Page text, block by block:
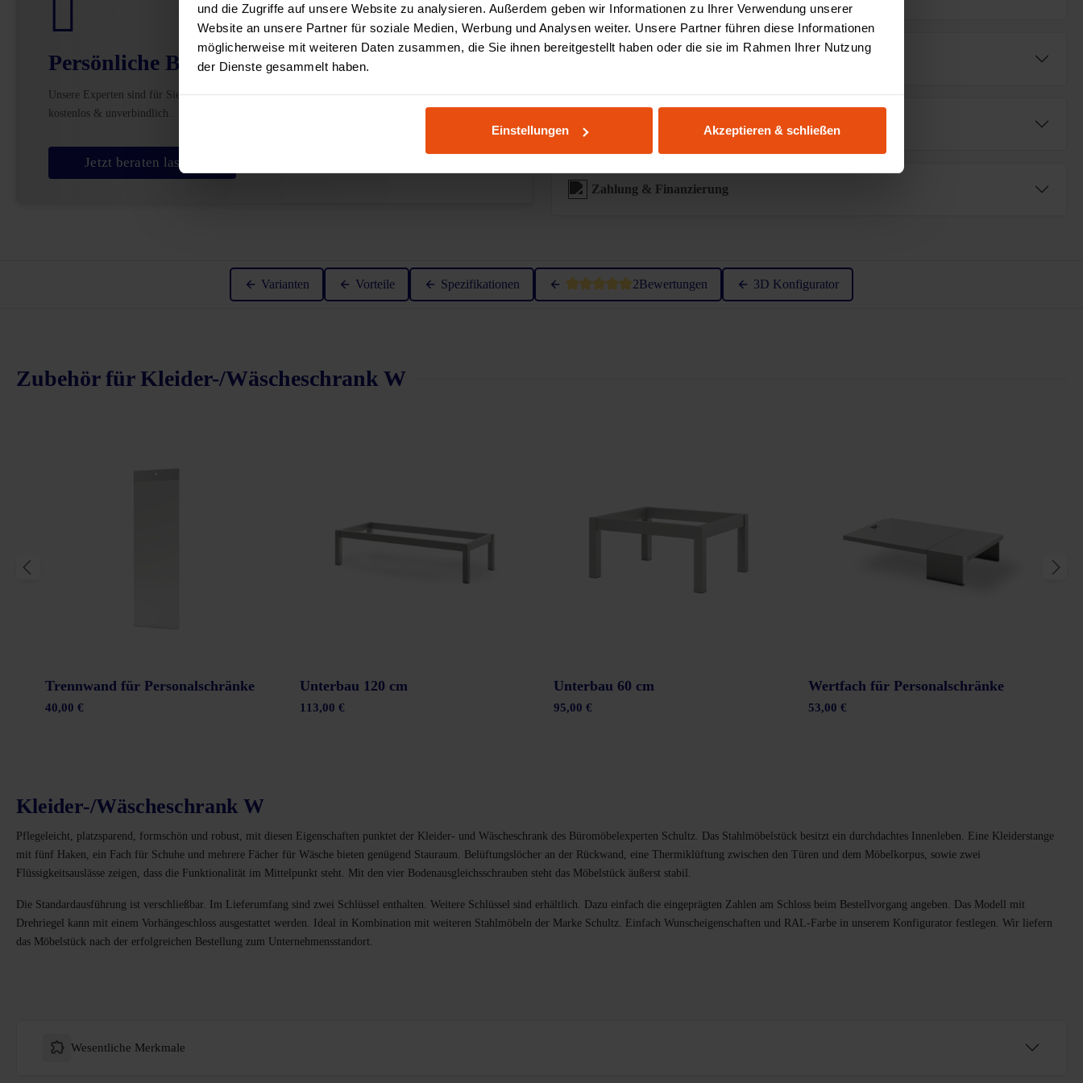
und die Zugriffe auf unsere Website zu analysieren. Außerdem geben wir Informationen zu Ihrer Verwendung unserer
Website an unsere Partner für soziale Medien, Werbung und Analysen weiter. Unsere Partner führen diese Informationen
möglicherweise mit weiteren Daten zusammen, die Sie ihnen bereitgestellt haben oder die sie im Rahmen Ihrer Nutzung
der Dienste gesammelt haben.
Einstellungen Akzeptieren & schließen
Persönliche Beratung
Unsere Experten sind für Sie da –
kostenlos & unverbindlich.
Jetzt beraten lassen
Augmented Reality verfügbar (AR⁺)
Zahlung & Finanzierung
Varianten Vorteile Spezifikationen Durchschnittliche Bewertung von 5 von 5 Sternen
2Bewertungen 3D Konfigurator
Zubehör für Kleider-/Wäscheschrank W
Trennwand für Personalschränke
40,00 €
Unterbau 120 cm
113,00 €
Unterbau 60 cm
95,00 €
Wertfach für Personalschränke
53,00 €
Kleider-/Wäscheschrank W
Pflegeleicht, platzsparend, formschön und robust, mit diesen Eigenschaften punktet der Kleider- und Wäscheschrank des Büromöbelexperten Schultz. Das Stahlmöbelstück besitzt ein durchdachtes Innenleben. Eine Kleiderstange
mit fünf Haken, ein Fach für Schuhe und mehrere Fächer für Wäsche bieten genügend Stauraum. Belüftungslöcher an der Rückwand, eine Thermiklüftung zwischen den Türen und dem Möbelkorpus, sowie zwei
Flüssigkeitsauslässe zeigen, dass die Funktionalität im Mittelpunkt steht. Mit den vier Bodenausgleichsschrauben steht das Möbelstück äußerst stabil.
Die Standardausführung ist verschließbar. Im Lieferumfang sind zwei Schlüssel enthalten. Weitere Schlüssel sind erhältlich. Dazu einfach die eingeprägten Zahlen am Schloss beim Bestellvorgang angeben. Das Modell mit
Drehriegel kann mit einem Vorhängeschloss ausgestattet werden. Ideal in Kombination mit weiteren Stahlmöbeln der Marke Schultz. Einfach Wunscheigenschaften und RAL-Farbe in unserem Konfigurator festlegen. Wir liefern
das Möbelstück nach der erfolgreichen Bestellung zum Unternehmensstandort.
Wesentliche Merkmale